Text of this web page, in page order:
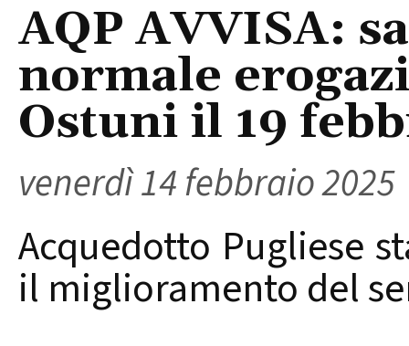
AQP AVVISA:
normale
Ostuni il 19
venerdì 14 febbraio 2025
Acquedotto Pugliese
il miglioramento del